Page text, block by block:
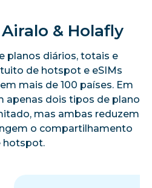
& Holafly
planos diários, totais e
de hotspot e eSIMs
mais de 100 países. Em
apenas dois tipos de plano
mas ambas reduzem
o compartilhamento
hotspot.